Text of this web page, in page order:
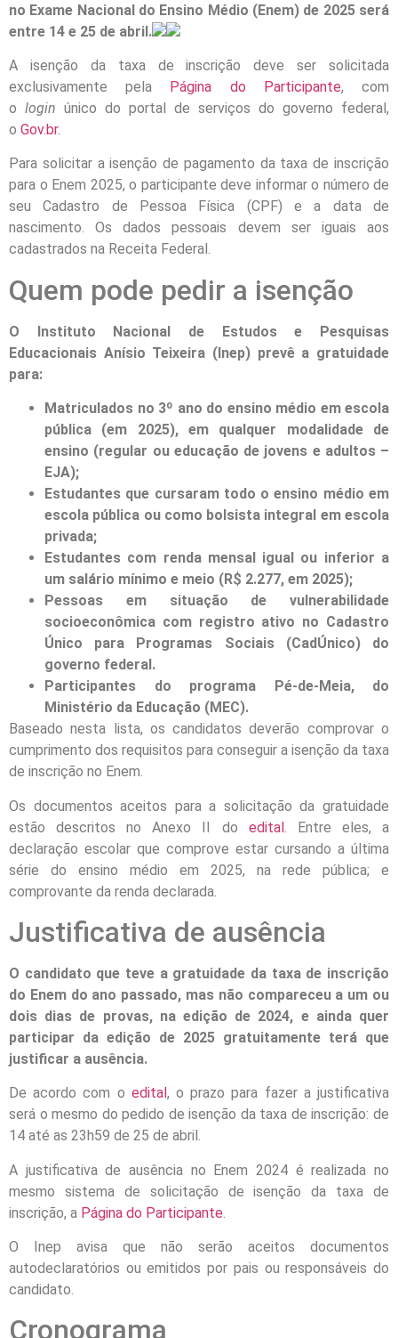
no Exame Nacional do Ensino Médio (Enem) de 2025 será
entre 14 e 25 de abril.
A isenção da taxa de inscrição deve ser solicitada
exclusivamente pela Página do Participante, com
o login único do portal de serviços do governo federal,
o Gov.br.
Para solicitar a isenção de pagamento da taxa de inscrição
para o Enem 2025, o participante deve informar o número de
seu Cadastro de Pessoa Física (CPF) e a data de
nascimento. Os dados pessoais devem ser iguais aos
cadastrados na Receita Federal.
Quem pode pedir a isenção
O Instituto Nacional de Estudos e Pesquisas
Educacionais Anísio Teixeira (Inep) prevê a gratuidade
para:
Matriculados no 3º ano do ensino médio em escola
pública (em 2025), em qualquer modalidade de
ensino (regular ou educação de jovens e adultos –
EJA);
Estudantes que cursaram todo o ensino médio em
escola pública ou como bolsista integral em escola
privada;
Estudantes com renda mensal igual ou inferior a
um salário mínimo e meio (R$ 2.277, em 2025);
Pessoas em situação de vulnerabilidade
socioeconômica com registro ativo no Cadastro
Único para Programas Sociais (CadÚnico) do
governo federal.
Participantes do programa Pé-de-Meia, do
Ministério da Educação (MEC).
Baseado nesta lista, os candidatos deverão comprovar o
cumprimento dos requisitos para conseguir a isenção da taxa
de inscrição no Enem.
Os documentos aceitos para a solicitação da gratuidade
estão descritos no Anexo II do edital. Entre eles, a
declaração escolar que comprove estar cursando a última
série do ensino médio em 2025, na rede pública; e
comprovante da renda declarada.
Justificativa de ausência
O candidato que teve a gratuidade da taxa de inscrição
do Enem do ano passado, mas não compareceu a um ou
dois dias de provas, na edição de 2024, e ainda quer
participar da edição de 2025 gratuitamente terá que
justificar a ausência.
De acordo com o edital , o prazo para fazer a justificativa
será o mesmo do pedido de isenção da taxa de inscrição: de
14 até as 23h59 de 25 de abril.
A justificativa de ausência no Enem 2024 é realizada no
mesmo sistema de solicitação de isenção da taxa de
inscrição, a Página do Participante
O Inep avisa que não serão aceitos documentos
autodeclaratórios ou emitidos por pais ou responsáveis do
candidato.
Cronograma